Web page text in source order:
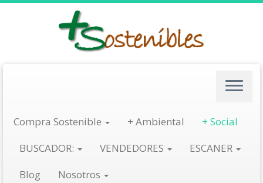
Compra Sostenible + Ambiental
+ Social
BUSCADOR:
VENDEDORES
ESCANER
Blog
Nosotros
Los consumidores tenemos el gran poder de
sus estrategias para satisfacer nuestras demandas